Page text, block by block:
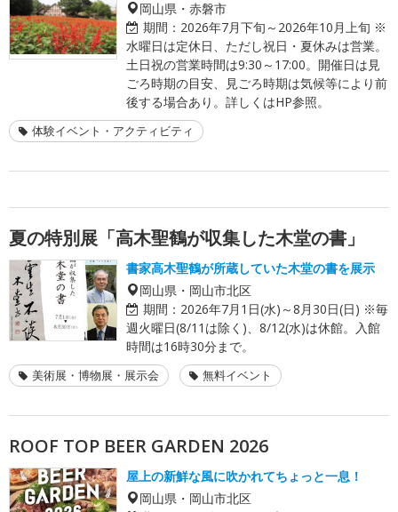
岡山県・赤磐市
期間： 2026年7月下旬～2026年10月上旬 ※
水曜日は定休日、ただし祝日・夏休みは営業。
土日祝の営業時間は9:30～17:00。開催日は見
ごろ時期の目安、見ごろ時期は気候等により前
後する場合あり。詳しくはHP参照。
体験イベント・アクティビティ
夏の特別展「高木聖鶴が収集した木堂の書」
書家高木聖鶴が所蔵していた木堂の書を展示
岡山県・岡山市北区
期間： 2026年7月1日(水)～8月30日(日) ※毎
週火曜日(8/11は除く)、8/12(水)は休館。入館
時間は16時30分まで。
美術展・博物展・展示会 無料イベント
ROOF TOP BEER GARDEN 2026
屋上の新鮮な風に吹かれてちょっと一息！
岡山県・岡山市北区